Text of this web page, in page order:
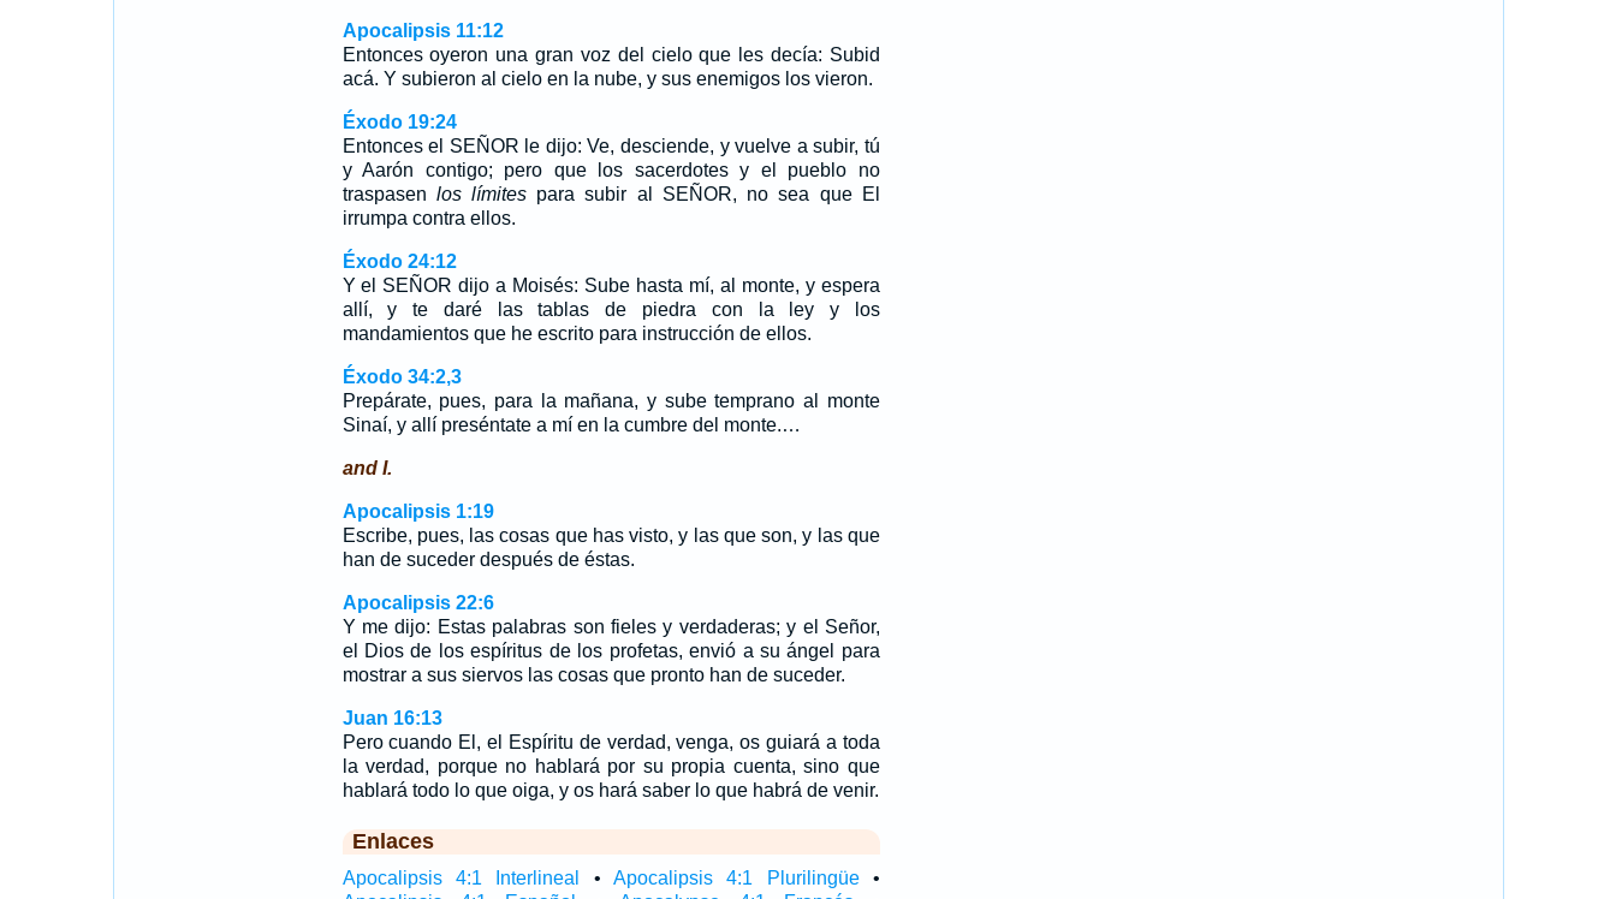
Apocalipsis 11:12
Entonces oyeron una gran voz del cielo que les decía: Subid
acá. Y subieron al cielo en la nube, y sus enemigos los vieron.
Éxodo 19:24
Entonces el SEÑOR le dijo: Ve, desciende, y vuelve a subir, tú
y Aarón contigo; pero que los sacerdotes y el pueblo no
traspasen los límites para subir al SEÑOR, no sea que El
irrumpa contra ellos.
Éxodo 24:12
Y el SEÑOR dijo a Moisés: Sube hasta mí, al monte, y espera
allí, y te daré las tablas de piedra con la ley y los
mandamientos que he escrito para instrucción de ellos.
Éxodo 34:2,3
Prepárate, pues, para la mañana, y sube temprano al monte
Sinaí, y allí preséntate a mí en la cumbre del monte.…
and I.
Apocalipsis 1:19
Escribe, pues, las cosas que has visto, y las que son, y las que
han de suceder después de éstas.
Apocalipsis 22:6
Y me dijo: Estas palabras son fieles y verdaderas; y el Señor,
el Dios de los espíritus de los profetas, envió a su ángel para
mostrar a sus siervos las cosas que pronto han de suceder.
Juan 16:13
Pero cuando El, el Espíritu de verdad, venga, os guiará a toda
la verdad, porque no hablará por su propia cuenta, sino que
hablará todo lo que oiga, y os hará saber lo que habrá de venir.
Enlaces
Apocalipsis 4:1 Interlineal • Apocalipsis 4:1 Plurilingüe•